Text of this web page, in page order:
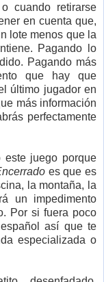
cuando retirarse
en cuenta que,
lote menos que la
Pagando lo
Pagando más
que hay que
último jugador en
más información
perfectamente
este juego porque
es que es
la montaña, la
un impedimento
Por si fuera poco
así que te
especializada o